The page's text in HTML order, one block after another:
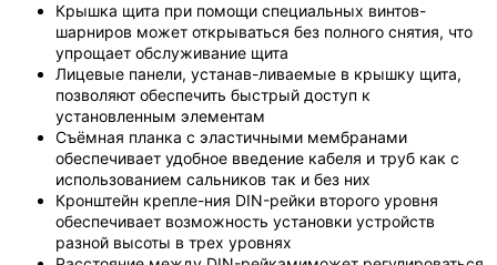
Крышка щита при помощи специальных винтов-
шарниров может открываться без полного снятия, что
упрощает обслуживание щита
Лицевые панели, устанав-ливаемые в крышку щита,
позволяют обеспечить быстрый доступ к
установленным элементам
Съёмная планка с эластичными мембранами
обеспечивает удобное введение кабеля и труб как с
использованием сальников так и без них
Кронштейн крепле-ния DIN-рейки второго уровня
обеспечивает возможность установки устройств
разной высоты в трех уровнях